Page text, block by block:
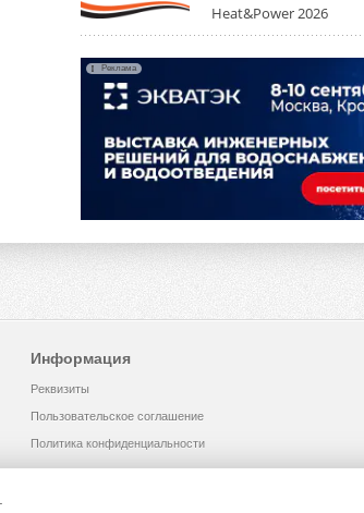
Heat&Power 2026
Реклама
Информация
Реквизиты
Пользовательское соглашение
Политика конфиденциальности